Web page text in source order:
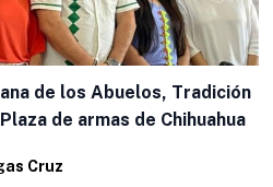
de los Abuelos, Tradición
de armas de Chihuahua
Cruz